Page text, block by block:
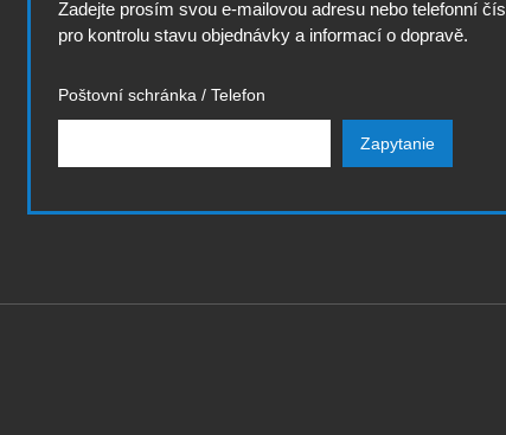
Zadejte prosím svou e-mailovou adresu nebo telefonní
pro kontrolu stavu objednávky a informací o dopravě.
Poštovní schránka / Telefon